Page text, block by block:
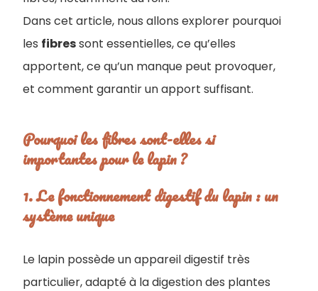
Dans cet article, nous allons explorer pourquoi
les fibressont essentielles, ce qu’elles
apportent, ce qu’un manque peut provoquer,
et comment garantir un apport suffisant.
Pourquoi les fibres sont-elles si
importantes pour le lapin ?
1. Le fonctionnement digestif du lapin : un
système unique
Le lapin possède un appareil digestif très
particulier, adapté à la digestion des plantes